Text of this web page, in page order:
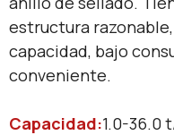
estructura
capacidad, bajo
conveniente.
Capacidad:1.0-36.0